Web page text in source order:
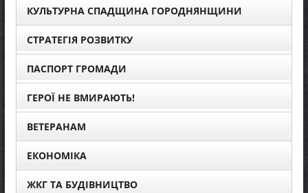
КУЛЬТУРНА СПАДЩИНА ГОРОДНЯНЩИНИ
СТРАТЕГІЯ РОЗВИТКУ
ПАСПОРТ ГРОМАДИ
ГЕРОЇ НЕ ВМИРАЮТЬ!
ВЕТЕРАНАМ
ЕКОНОМІКА
ЖКГ ТА БУДІВНИЦТВО